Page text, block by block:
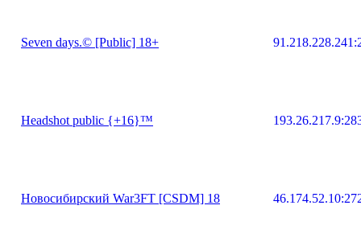
Seven days.© [Public] 18+
Headshot public {+16}™
Новосибирский War3FT [CSDM] 18